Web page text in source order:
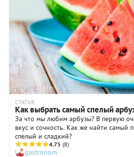
СТАТЬЯ
Как выбрать самый спелый
За что мы любим арбузы? В первую
вкус и сочность. Как же найти самый
спелый и сладкий?
4.75 (8)
gastronom